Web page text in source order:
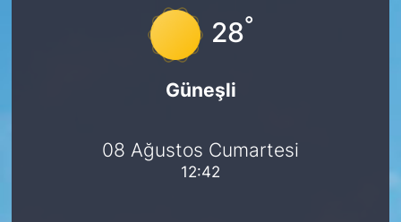
28°
Güneşli
08 Ağustos Cumartesi
12:42